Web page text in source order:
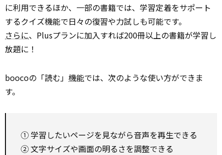
に利用できるほか、一部の書籍では、学習定着をサポート
するクイズ機能で日々の復習や力試しも可能です。
さらに、Plusプランに加入すれば200冊以上の書籍が学習し
放題に！
boocoの「読む」 機能では、次のような使い方ができま
す。
① 学習したいページを見ながら音声を再生できる
② 文字サイズや画面の明るさを調整できる